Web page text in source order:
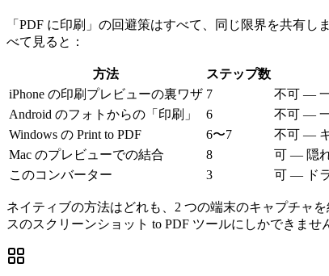
「PDF に印刷」の回避策はすべて、同じ限界を共有
べて見ると：
方法 ステップ数
iPhone の印刷プレビューの裏ワザ 7 不可 —
Android のフォトからの「印刷」
6 不可 —
Windows の Print to PDF
6〜7 不可 —
Mac のプレビューでの結合
8 可 — 隠
このコンバーター
3 可 — ド
ネイティブの方法はどれも、2 つの端末のキャプチャ
スのスクリーンショット to PDF ツールにしかできま